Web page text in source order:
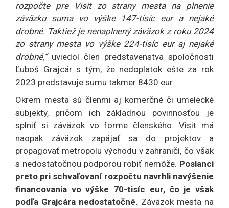
rozpočte pre Visit zo strany mesta na plnenie
záväzku suma vo výške 147-tisíc eur a nejaké
drobné. Taktiež je nenaplnený záväzok z roku 2024
zo strany mesta vo výške 224-tisíc eur aj nejaké
drobné,“ uviedol člen predstavenstva spoločnosti
Ľuboš Grajcár s tým, že nedoplatok ešte za rok
2023 predstavuje sumu takmer 8430 eur.
Okrem mesta sú členmi aj komerčné či umelecké
subjekty, pričom ich základnou povinnosťou je
splniť si záväzok vo forme členského. Visit má
naopak záväzok zapájať sa do projektov a
propagovať metropolu východu v zahraničí, čo však
s nedostatočnou podporou robiť nemôže. Poslanci
preto pri schvaľovaní rozpočtu navrhli navýšenie
financovania vo výške 70-tisíc eur, čo je však
podľa Grajcára nedostatočné. Záväzok mesta na